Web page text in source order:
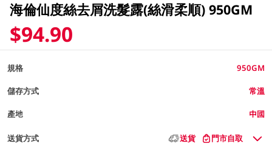
海倫仙度絲去屑洗髮露(絲滑柔順) 950GM
$94.90
規格 950GM
儲存方式 常溫
產地 中國
送貨方式 送貨 門市自取